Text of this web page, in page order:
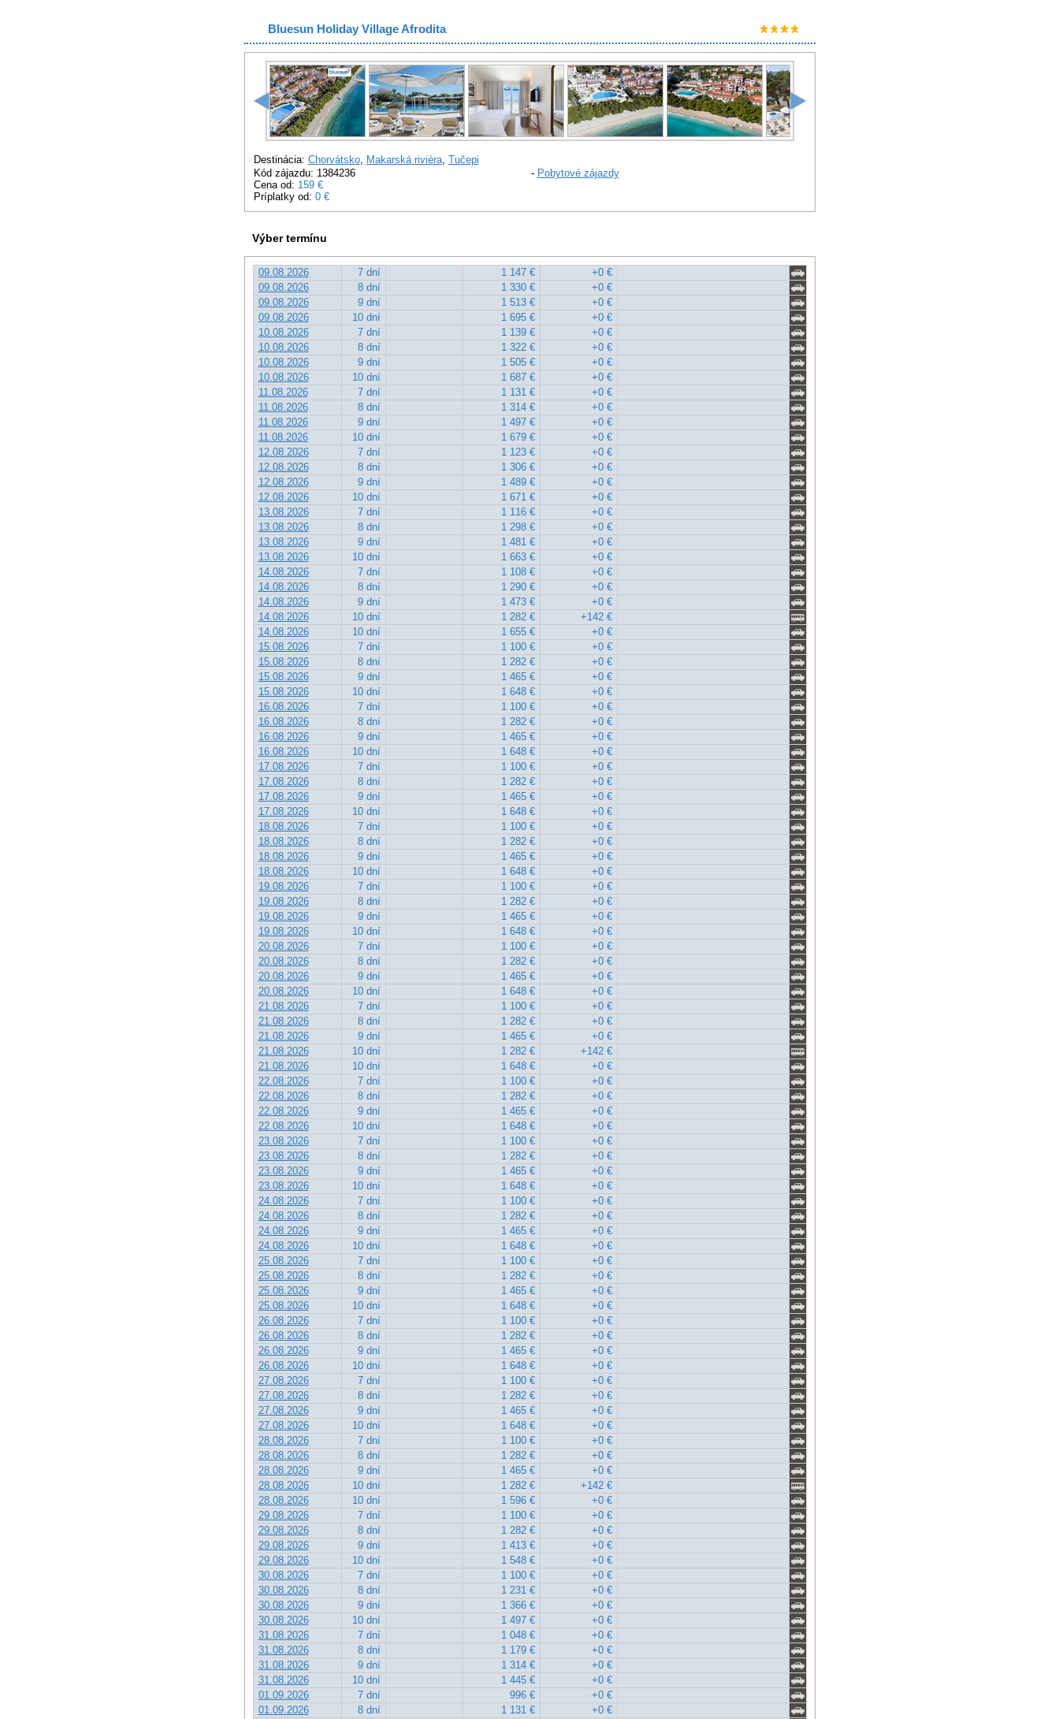
Bluesun Holiday Village Afrodita
Destinácia: Chorvátsko, Makarská riviéra, Tučepi
Kód zájazdu: 1384236
Cena od: 159 €
Príplatky od: 0 €
- Pobytové zájazdy
Výber termínu
09.08.2026 7 dní 1 147 €
+0 €
09.08.2026
8 dní 1 330 €
+0 €
09.08.2026
9 dní 1 513 €
+0 €
09.08.2026
10 dní 1 695 €
+0 €
10.08.2026
7 dní 1 139 €
+0 €
10.08.2026
8 dní 1 322 €
+0 €
10.08.2026
9 dní 1 505 €
+0 €
10.08.2026
10 dní 1 687 €
+0 €
11.08.2026
7 dní 1 131 €
+0 €
11.08.2026
8 dní 1 314 €
+0 €
11.08.2026
9 dní 1 497 €
+0 €
11.08.2026
10 dní 1 679 €
+0 €
12.08.2026
7 dní 1 123 €
+0 €
12.08.2026
8 dní 1 306 €
+0 €
12.08.2026
9 dní 1 489 €
+0 €
12.08.2026
10 dní 1 671 €
+0 €
13.08.2026
7 dní 1 116 €
+0 €
13.08.2026
8 dní 1 298 €
+0 €
13.08.2026
9 dní 1 481 €
+0 €
13.08.2026
10 dní 1 663 €
+0 €
14.08.2026
7 dní 1 108 €
+0 €
14.08.2026
8 dní 1 290 €
+0 €
14.08.2026
9 dní 1 473 €
+0 €
14.08.2026
10 dní 1 282 €
+142 €
14.08.2026
10 dní 1 655 €
+0 €
15.08.2026
7 dní 1 100 €
+0 €
15.08.2026
8 dní 1 282 €
+0 €
15.08.2026
9 dní 1 465 €
+0 €
15.08.2026
10 dní 1 648 €
+0 €
16.08.2026
7 dní 1 100 €
+0 €
16.08.2026
8 dní 1 282 €
+0 €
16.08.2026
9 dní 1 465 €
+0 €
16.08.2026
10 dní 1 648 €
+0 €
17.08.2026
7 dní 1 100 €
+0 €
17.08.2026
8 dní 1 282 €
+0 €
17.08.2026
9 dní 1 465 €
+0 €
17.08.2026
10 dní 1 648 €
+0 €
18.08.2026
7 dní 1 100 €
+0 €
18.08.2026
8 dní 1 282 €
+0 €
18.08.2026
9 dní 1 465 €
+0 €
18.08.2026
10 dní 1 648 €
+0 €
19.08.2026
7 dní 1 100 €
+0 €
19.08.2026
8 dní 1 282 €
+0 €
19.08.2026
9 dní 1 465 €
+0 €
19.08.2026
10 dní 1 648 €
+0 €
20.08.2026
7 dní 1 100 €
+0 €
20.08.2026
8 dní 1 282 €
+0 €
20.08.2026
9 dní 1 465 €
+0 €
20.08.2026
10 dní 1 648 €
+0 €
21.08.2026
7 dní 1 100 €
+0 €
21.08.2026
8 dní 1 282 €
+0 €
21.08.2026
9 dní 1 465 €
+0 €
21.08.2026
10 dní 1 282 €
+142 €
21.08.2026
10 dní 1 648 €
+0 €
22.08.2026
7 dní 1 100 €
+0 €
22.08.2026
8 dní 1 282 €
+0 €
22.08.2026
9 dní 1 465 €
+0 €
22.08.2026
10 dní 1 648 €
+0 €
23.08.2026
7 dní 1 100 €
+0 €
23.08.2026
8 dní 1 282 €
+0 €
23.08.2026
9 dní 1 465 €
+0 €
23.08.2026
10 dní 1 648 €
+0 €
24.08.2026
7 dní 1 100 €
+0 €
24.08.2026
8 dní 1 282 €
+0 €
24.08.2026
9 dní 1 465 €
+0 €
24.08.2026
10 dní 1 648 €
+0 €
25.08.2026
7 dní 1 100 €
+0 €
25.08.2026
8 dní 1 282 €
+0 €
25.08.2026
9 dní 1 465 €
+0 €
25.08.2026
10 dní 1 648 €
+0 €
26.08.2026
7 dní 1 100 €
+0 €
26.08.2026
8 dní 1 282 €
+0 €
26.08.2026
9 dní 1 465 €
+0 €
26.08.2026
10 dní 1 648 €
+0 €
27.08.2026
7 dní 1 100 €
+0 €
27.08.2026
8 dní 1 282 €
+0 €
27.08.2026
9 dní 1 465 €
+0 €
27.08.2026
10 dní 1 648 €
+0 €
28.08.2026
7 dní 1 100 €
+0 €
28.08.2026
8 dní 1 282 €
+0 €
28.08.2026
9 dní 1 465 €
+0 €
28.08.2026
10 dní 1 282 €
+142 €
28.08.2026
10 dní 1 596 €
+0 €
29.08.2026
7 dní 1 100 €
+0 €
29.08.2026
8 dní 1 282 €
+0 €
29.08.2026
9 dní 1 413 €
+0 €
29.08.2026
10 dní 1 548 €
+0 €
30.08.2026
7 dní 1 100 €
+0 €
30.08.2026
8 dní 1 231 €
+0 €
30.08.2026
9 dní 1 366 €
+0 €
30.08.2026
10 dní 1 497 €
+0 €
31.08.2026
7 dní 1 048 €
+0 €
31.08.2026
8 dní 1 179 €
+0 €
31.08.2026
9 dní 1 314 €
+0 €
31.08.2026
10 dní 1 445 €
+0 €
01.09.2026
7 dní 996 €
+0 €
01.09.2026
8 dní 1 131 €
+0 €